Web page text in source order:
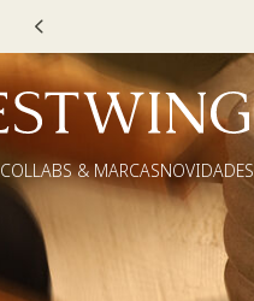
COLLABS & MARCASNOVIDADES